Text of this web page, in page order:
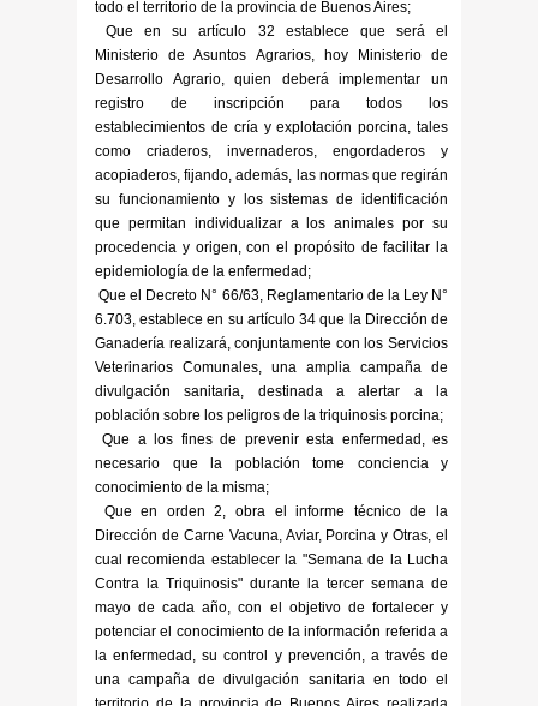
todo el territorio de la provincia de Buenos Aires;
Que en su artículo 32 establece que será el
Ministerio de Asuntos Agrarios, hoy Ministerio de
Desarrollo Agrario, quien deberá implementar un
registro de inscripción para todos los
establecimientos de cría y explotación porcina, tales
como criaderos, invernaderos, engordaderos y
acopiaderos, fijando, además, las normas que regirán
su funcionamiento y los sistemas de identificación
que permitan individualizar a los animales por su
procedencia y origen, con el propósito de facilitar la
epidemiología de la enfermedad;
Que el Decreto N° 66/63, Reglamentario de la Ley N°
6.703, establece en su artículo 34 que la Dirección de
Ganadería realizará, conjuntamente con los Servicios
Veterinarios Comunales, una amplia campaña de
divulgación sanitaria, destinada a alertar a la
población sobre los peligros de la triquinosis porcina;
Que a los fines de prevenir esta enfermedad, es
necesario que la población tome conciencia y
conocimiento de la misma;
Que en orden 2, obra el informe técnico de la
Dirección de Carne Vacuna, Aviar, Porcina y Otras, el
cual recomienda establecer la "Semana de la Lucha
Contra la Triquinosis" durante la tercer semana de
mayo de cada año, con el objetivo de fortalecer y
potenciar el conocimiento de la información referida a
la enfermedad, su control y prevención, a través de
una campaña de divulgación sanitaria en todo el